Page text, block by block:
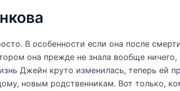
В особенности если она после
она прежде не знала вообще ничего,
Джейн круто изменилась, теперь ей
новым родственникам. Вот только,